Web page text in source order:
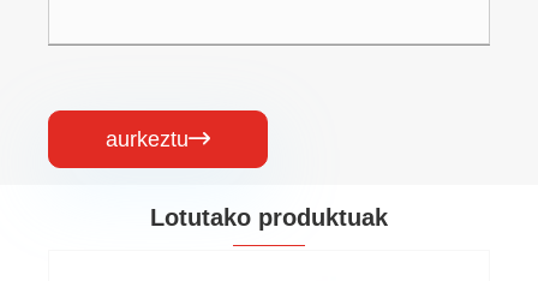
aurkeztu
Lotutako produktuak